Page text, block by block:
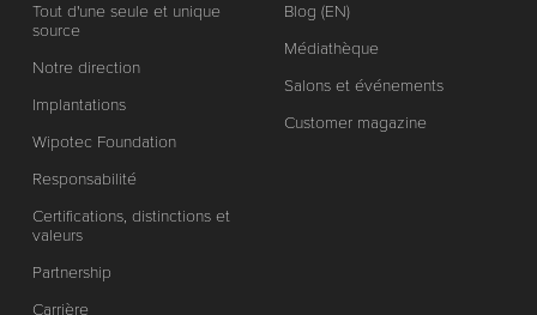
Tout d'une seule et unique
source
Notre direction
Implantations
Wipotec Foundation
Responsabilité
Certifications, distinctions et
valeurs
Partnership
Carrière
Blog (EN)
Médiathèque
Salons et événements
Customer magazine